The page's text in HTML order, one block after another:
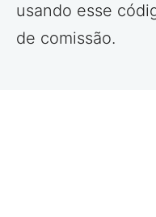
usando esse
de comissão.